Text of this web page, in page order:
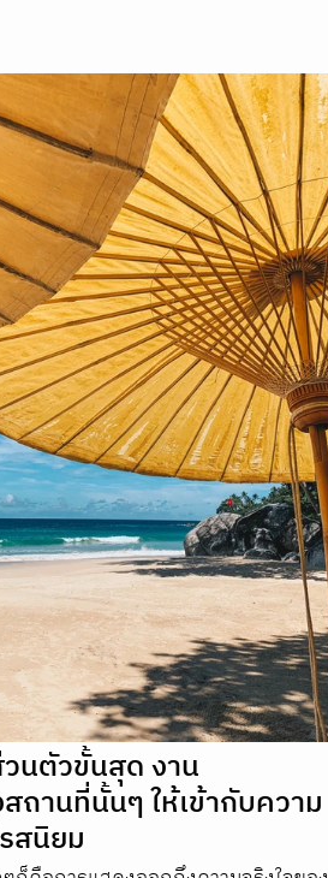
นตัวขั้นสุด งาน
านที่นั้นๆ ให้เข้ากับความ
สนิยม